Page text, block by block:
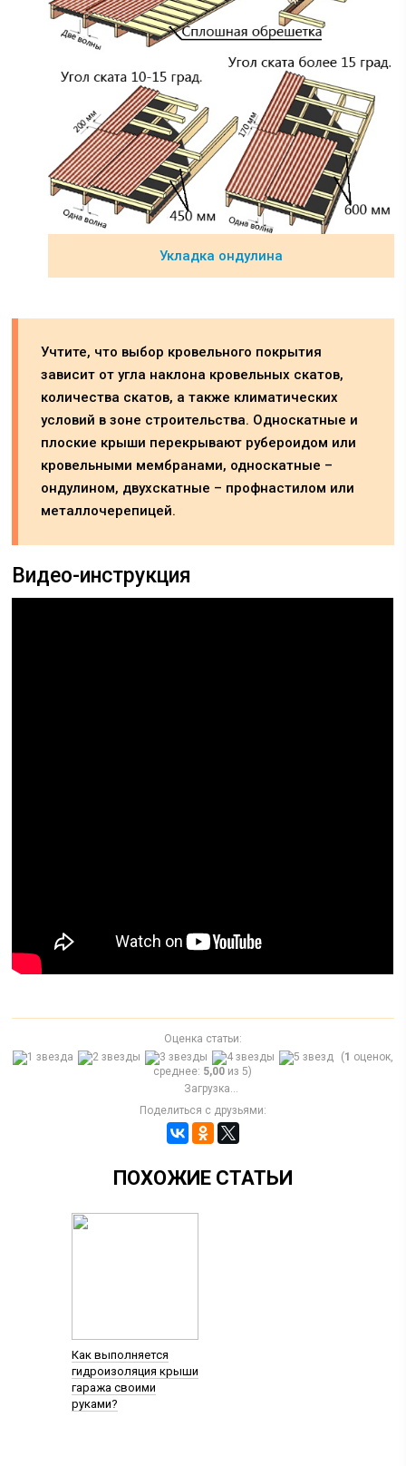
Укладка ондулина
Учтите, что выбор кровельного покрытия
зависит от угла наклона кровельных скатов,
количества скатов, а также климатических
условий в зоне строительства. Односкатные и
плоские крыши перекрывают рубероидом или
кровельными мембранами, односкатные –
ондулином, двухскатные – профнастилом или
металлочерепицей.
Видео-инструкция
Оценка статьи:
(1 оценок,
среднее: 5,00 из 5)
Загрузка...
Поделиться с друзьями:
ПОХОЖИЕ СТАТЬИ
Как выполняется
гидроизоляция крыши
гаража своими
руками?